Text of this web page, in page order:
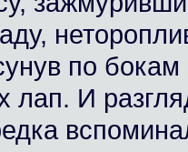
по
лап. И